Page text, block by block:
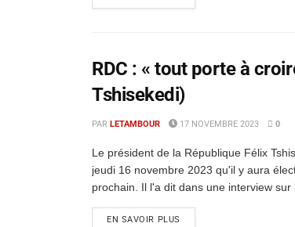
RDC : « tout porte à
Tshisekedi)
PAR LETAMBOUR 17 NOVEMBRE 2023 0
Le président de la République Félix
jeudi 16 novembre 2023 qu'il y aura
prochain. Il l'a dit dans une interview sur
EN SAVOIR PLUS